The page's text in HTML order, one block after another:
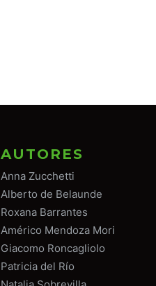
AUTORES
Anna Zucchetti
Alberto de Belaunde
Roxana Barrantes
Américo Mendoza Mori
Giacomo Roncagliolo
Patricia del Río